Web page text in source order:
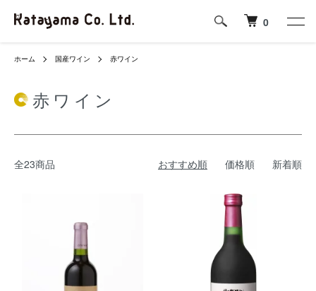
0
ホーム 国産ワイン 赤ワイン
赤ワイン
全23商品 おすすめ順 価格順 新着順